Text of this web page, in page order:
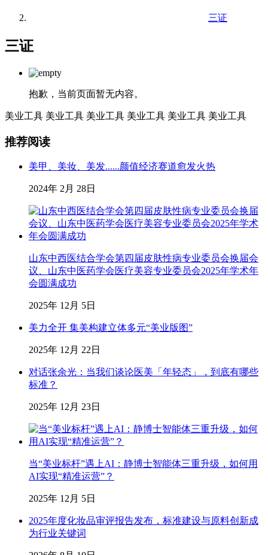
三证
三证
抱歉，当前页面暂无内容。
美业工具 美业工具 美业工具 美业工具 美业工具 美业工具
推荐阅读
美甲、美妆、美发......颜值经济赛道愈发火热
2024年 2月 28日
山东中西医结合学会第四届皮肤性病专业委员会换届会
议、山东中医药学会医疗美容专业委员会2025年学术年
会圆满成功
2025年 12月 5日
美力全开 集美构建立体多元“美业版图”
2025年 12月 22日
对话张余光：当我们谈论医美「年轻态」，到底有哪些
标准？
2025年 12月 23日
当“美业标杆”遇上AI：静博士智能体三重升级，如何用
AI实现“精准运营”？
2025年 12月 5日
2025年度化妆品审评报告发布，标准建设与原料创新成
为行业关键词